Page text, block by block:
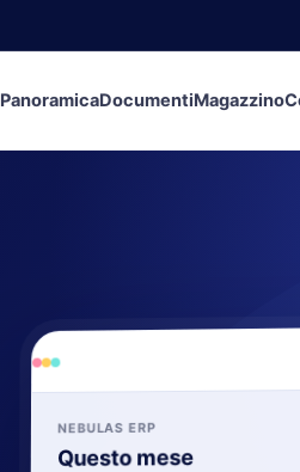
PanoramicaDocumentiMagazzino
NEBULAS ERP
Questo mese